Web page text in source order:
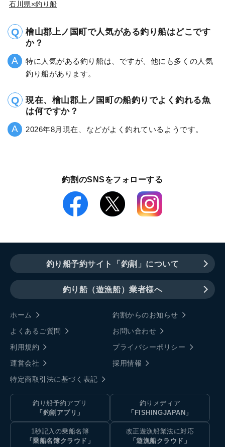
石川県×釣り船
檜山郡上ノ国町で人気がある釣り船はどこです
か？
特に人気がある釣り船は、ですが、他にも多くの人気
釣り船があります。
現在、檜山郡上ノ国町の船釣りでよく釣れる魚
は何ですか？
2026年8月現在、などがよく釣れているようです。
釣割のSNSをフォローする
釣り船予約サイト「釣割」について
釣り船（遊漁船）業者様へ
ホーム
釣割からのお知らせ
よくあるご質問
お問い合わせ
利用規約
プライバシーポリシー
運営会社
採用情報
特定商取引法に基づく表記
釣り船予約アプリ
「釣割アプリ」
釣りメディア
「FISHINGJAPAN」
1秒記入の乗船名簿
「乗船名簿クラウド」
改正遊漁船業法に対応
「遊漁船クラウド」